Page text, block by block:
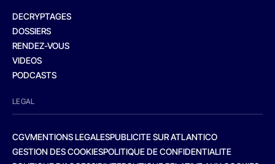
DECRYPTAGES
DOSSIERS
RENDEZ-VOUS
VIDEOS
PODCASTS
LEGAL
CGVMENTIONS LEGALESPUBLICITE SUR ATLANTICO
GESTION DES COOKIESPOLITIQUE DE CONFIDENTIALITE